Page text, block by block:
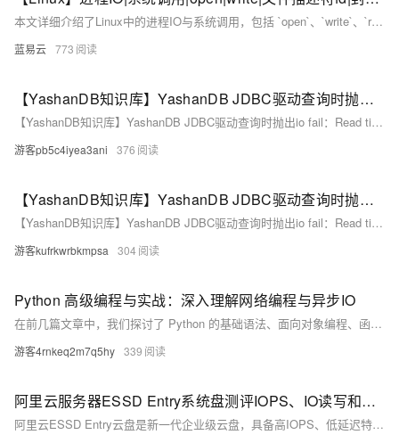
本文详细介绍了Linux中的进程IO与系统调用，包括 `open`、`write`、`read`和 `close`函数及其用法，解释了文件描述符（fd）的概念，并深入探讨了Linux中的“一切皆文件”思想。这种设计极大地简化了系统编程，使得处理不同类型的IO设备变得更加一致和简单。通过本文的学习，您应该能够更好地理解和应用Linux中的进程IO操作，提高系统编程的效率和能力。
蓝易云 773
【YashanDB知识库】YashanDB JDBC驱动查询时抛出io fail：Read timed out异常
【YashanDB知识库】YashanDB JDBC驱动查询时抛出io fail：Read timed out异常
游客pb5c4iyea3ani 376
【YashanDB知识库】YashanDB JDBC驱动查询时抛出io fail：Read timed out异常
【YashanDB知识库】YashanDB JDBC驱动查询时抛出io fail：Read timed out异常
游客kufrkwrbkmpsa 304
Python 高级编程与实战：深入理解网络编程与异步IO
在前几篇文章中，我们探讨了 Python 的基础语法、面向对象编程、函数式编程、元编程、性能优化、调试技巧、数据科学、机器学习、Web 开发和 API 设计。本文将深入探讨 Python 在网络编程和异步IO中的应用，并通过实战项目帮助你掌握这些技术。
游客4rnkeq2m7q5hy 339
阿里云服务器ESSD Entry系统盘测评IOPS、IO读写和时延性能参数
阿里云ESSD Entry云盘是新一代企业级云盘，具备高IOPS、低延迟特性，适合开发与测试场景。它提供10~32,768 GiB容量范围，最大IOPS达6,000，吞吐量150 MB/s，时延1~3 ms。支持按量付费和包年包月，性价比高，特别适合个人开发者和中小企业。详情及价格参考阿里云官网。